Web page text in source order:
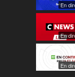
En
En
En